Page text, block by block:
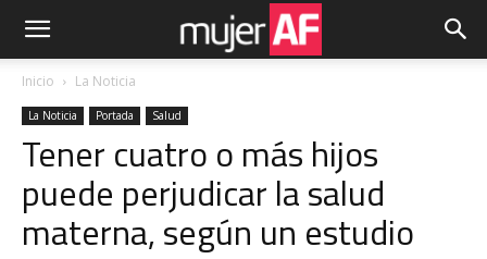
Inicio La Noticia
La Noticia Portada Salud
Tener cuatro o más hijos
puede perjudicar la salud
materna, según un estudio